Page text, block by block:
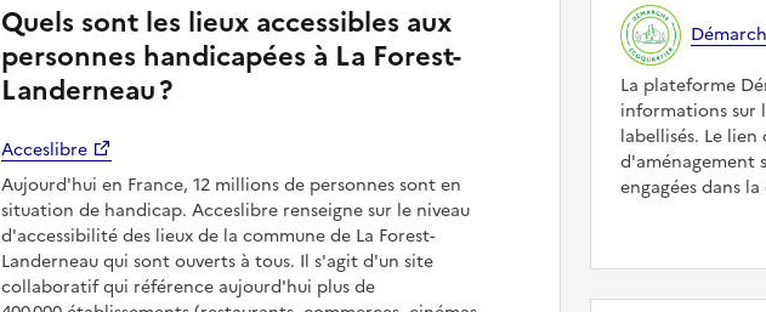
Quels sont les lieux accessibles aux
personnes handicapées à La Forest-
Landerneau ?
Acceslibre
Aujourd'hui en France, 12 millions de personnes sont en
situation de handicap. Acceslibre renseigne sur le niveau
d'accessibilité des lieux de la commune de La Forest-
Landerneau qui sont ouverts à tous. Il s'agit d'un site
collaboratif qui référence aujourd'hui plus de
La plateforme
informations sur
labellisés. Le
d'aménagement
engagées dans